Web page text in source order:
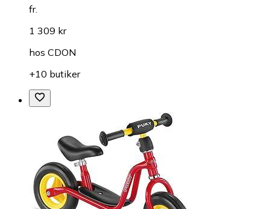
fr.
1 309 kr
hos CDON
+10 butiker